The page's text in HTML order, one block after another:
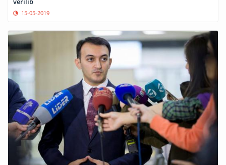
15-05-2019